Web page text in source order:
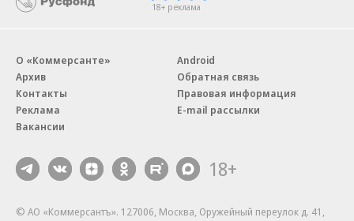
18+ реклама
О «Коммерсанте»
Архив
Контакты
Реклама
Вакансии
Android
Обратная связь
Правовая информация
E-mail рассылки
18+
© АО «Коммерсантъ». 127006, Москва, Оружейный переулок д. 41,